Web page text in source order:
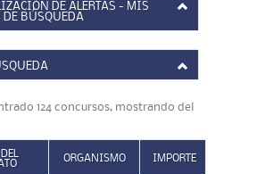
DE ALERTAS - MIS
DE BÚSQUEDA
124 concursos, mostrando del
ORGANISMO IMPORTE